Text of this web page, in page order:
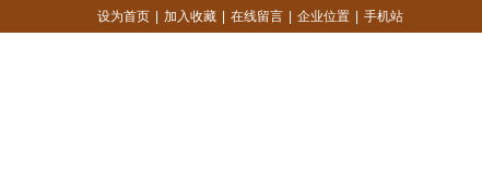
设为首页 加入收藏 在线留言 企业位置 手机站